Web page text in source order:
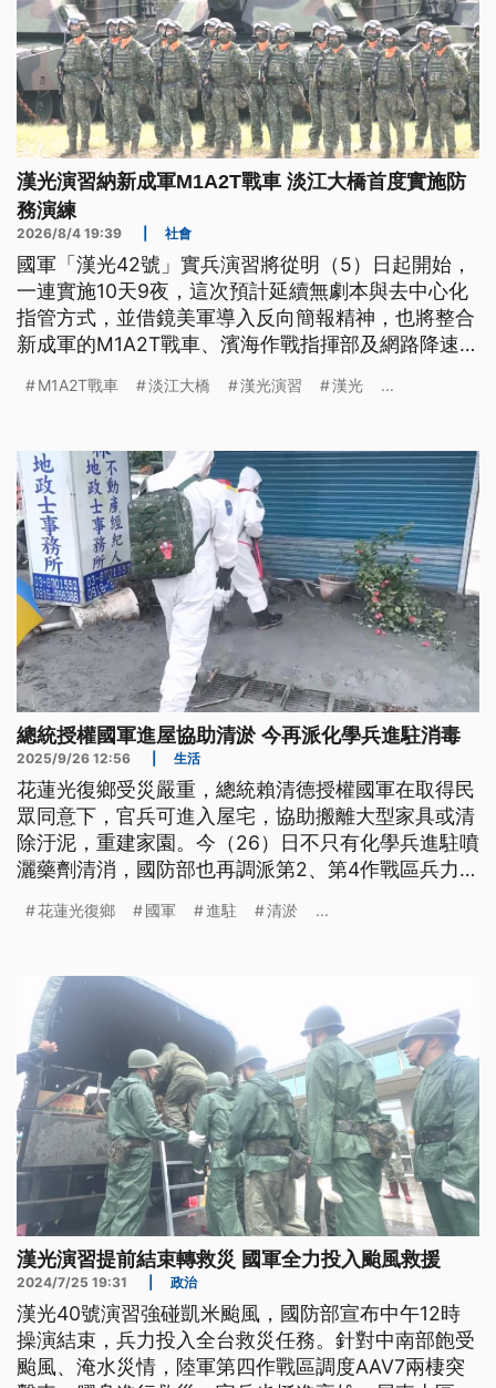
漢光演習納新成軍M1A2T戰車 淡江大橋首度實施防
務演練
2026/8/4 19:39 社會
國軍「漢光42號」實兵演習將從明（5）日起開始，
一連實施10天9夜，這次預計延續無劇本與去中心化
指管方式，並借鏡美軍導入反向簡報精神，也將整合
新成軍的M1A2T戰車、濱海作戰指揮部及網路降速演
機艦今（4）日再度擾台，聲稱執行「聯合戰備警
M1A2T戰車 淡江大橋 漢光演習 漢光 ...
總統授權國軍進屋協助清淤 今再派化學兵進駐消毒
2025/9/26 12:56 生活
花蓮光復鄉受災嚴重，總統賴清德授權國軍在取得民
眾同意下，官兵可進入屋宅，協助搬離大型家具或清
除汙泥，重建家園。今（26）日不只有化學兵進駐噴
灑藥劑清消，國防部也再調派第2、第4作戰區兵力，
理等項目，日夜分班、持續投入救災工作，協助災民
花蓮光復鄉 國軍 進駐 清淤 ...
漢光演習提前結束轉救災 國軍全力投入颱風救援
2024/7/25 19:31 政治
漢光40號演習強碰凱米颱風，國防部宣布中午12時
操演結束，兵力投入全台救災任務。針對中南部飽受
颱風、淹水災情，陸軍第四作戰區調度AAV7兩棲突